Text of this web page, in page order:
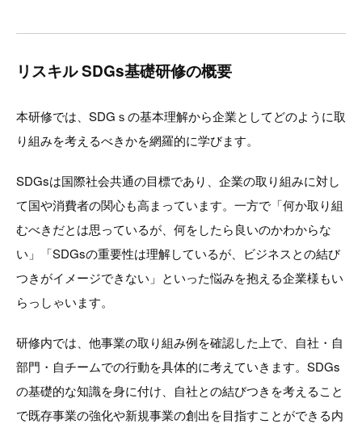
リスキル SDGs基礎研修の概要
本研修では、SDGｓの基本理解から企業としてどのように取
り組みを考えるべきかを網羅的に学びます。
SDGsは国際社会共通の目標であり、企業の取り組みに対し
て国や消費者の関心も高まっています。一方で「何か取り組
むべきだとは思っているが、何をしたら良いのかわからな
い」「SDGsの重要性は理解しているが、ビジネスとの結び
つきがイメージできない」といった悩みを抱える企業様もい
らっしゃいます。
研修内では、他事業の取り組み例を確認した上で、自社・自
部門・自チームでの行動を具体的に考えていきます。SDGs
の基礎的な知識を身に付け、自社との結びつきを考えること
で既存事業の強化や新規事業の創出を目指すことができる内